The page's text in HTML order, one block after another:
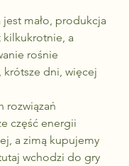
jest mało, produkcja
kilkukrotnie, a
rośnie
krótsze dni, więcej
rozwiązań
część energii
a zimą kupujemy
wchodzi do gry